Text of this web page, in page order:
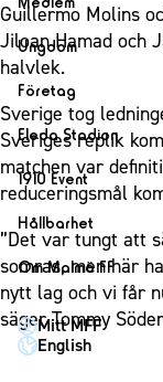
Årskort dam
Mitt MFF
Biljetter till
Biljettvillkor
Herrlaget
Spelare
Ledarstab
Damlaget
Spelare
Ledarstab
Medlemskap i
Årsmöte 2026
Ungdom
MFF Ungdom
Sommarfotboll
Skånecupen
Fotbollsskolan
Fotbollsnätverket
P19
F19
P17
F17
Företag
Bli
Nätverket
Klubbstolar
Partner dam
Eleda Stadion
Eleda Stadion
Erics Bar &
Matchdag på
MFF-museet &
1910 Event
1910 Event
Fest & Event
Konferens
Möte
Mässa
Hållbarhet
Hållbarhet
Himmelsblå
MFF i samhället
Om Malmö FF
Om Malmö FF
Kontakt
Mitt MFF
English
Guillermo Molins
Jiloan Hamad och
halvlek.
Sverige tog
Sveriges replik
matchen var
reduceringsmål
”Det var tungt att
somras, men här
nytt lag och vi får
säger Tommy